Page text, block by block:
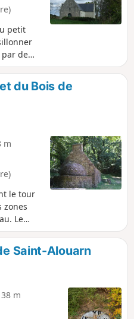
petit
de
par
des
du Bois de
m
le tour
zones
Le
de
La
dolmens
du
nom
Saint-Alouarn
m